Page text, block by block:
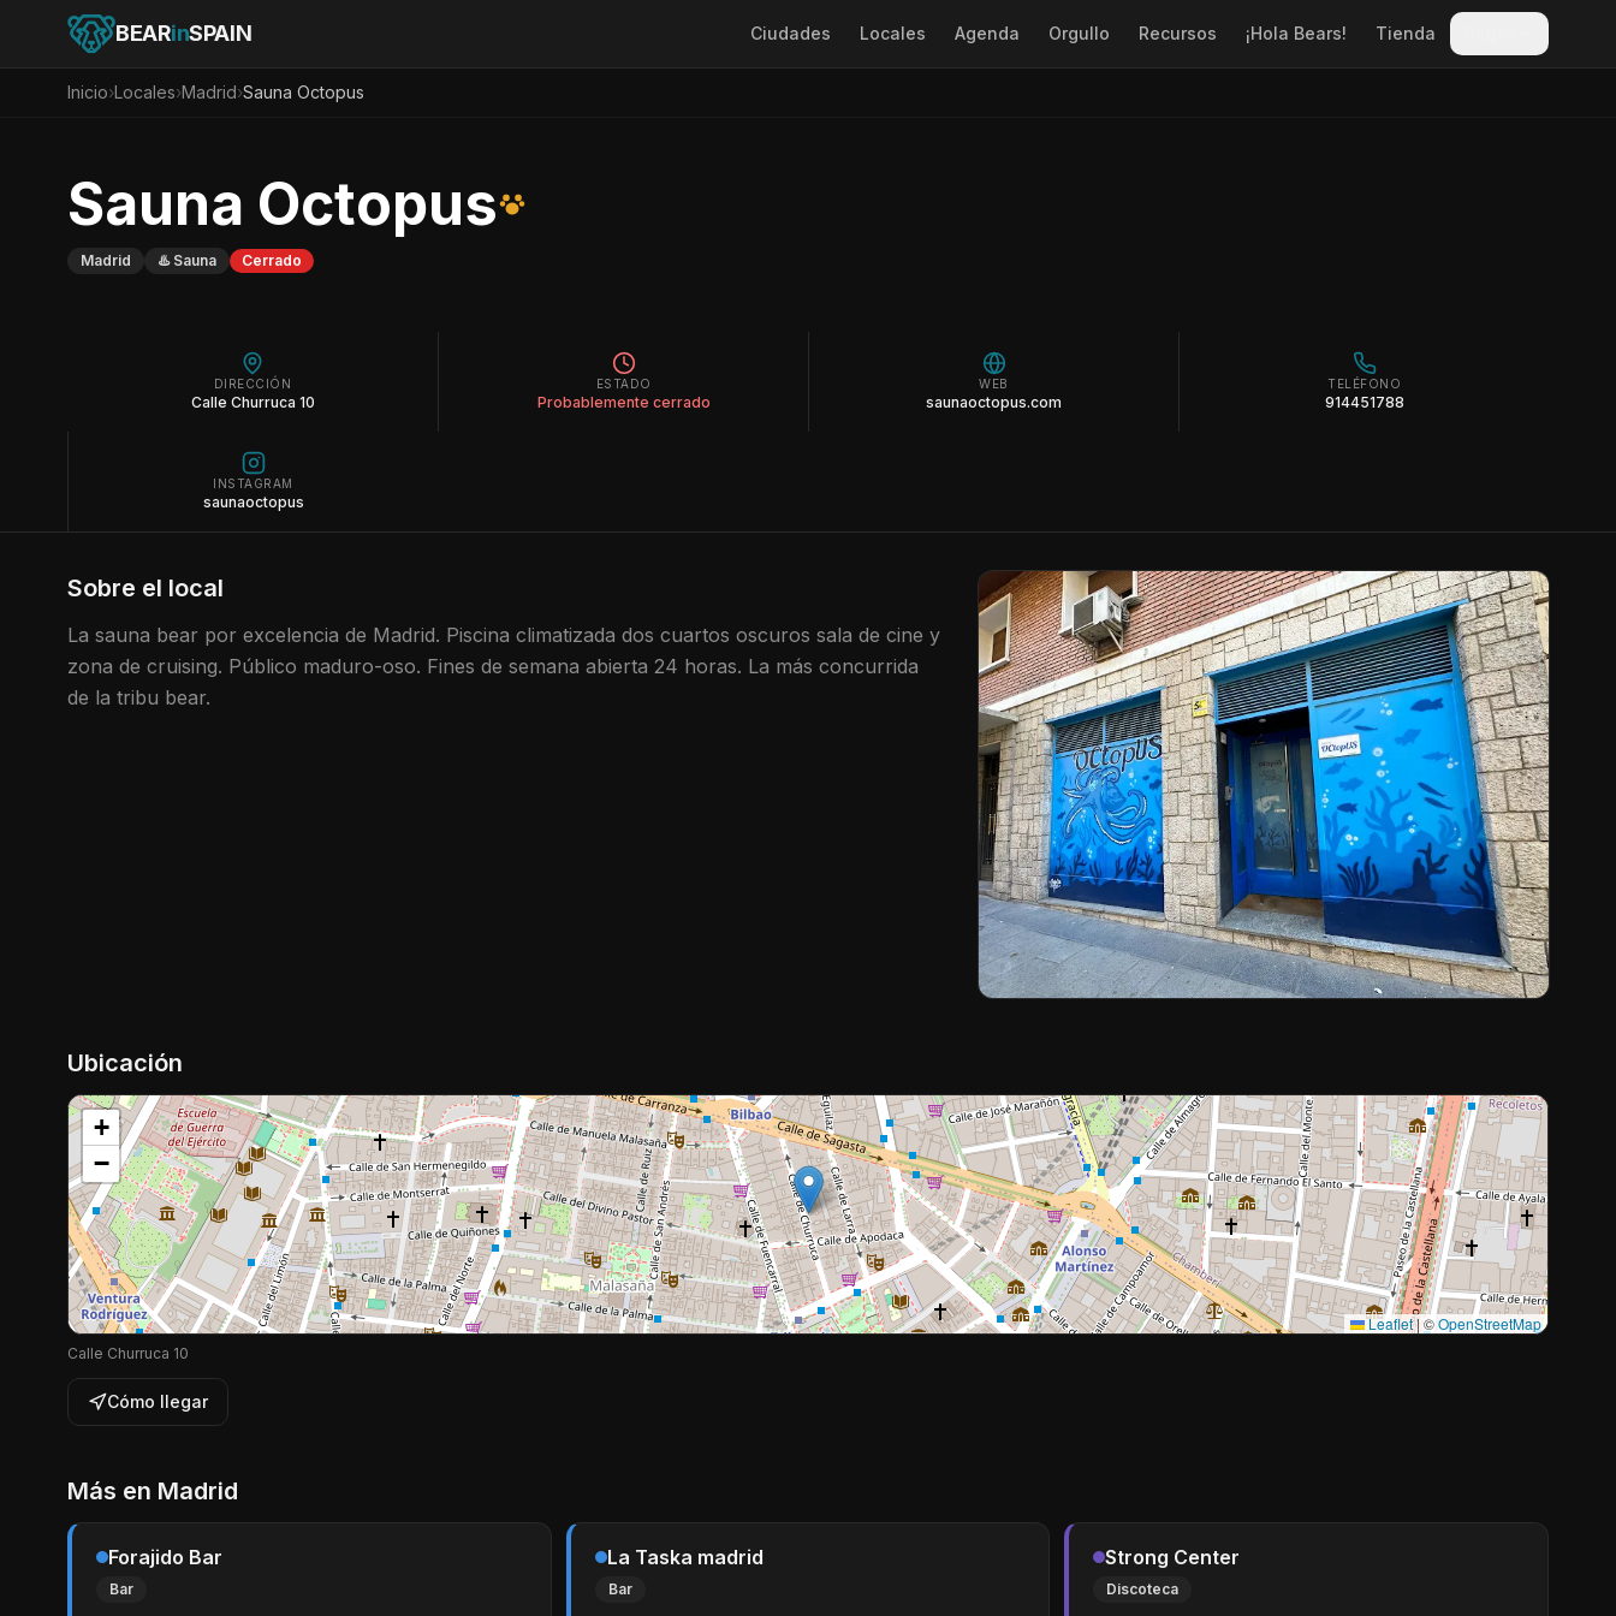
BEARinSPAIN Ciudades Locales Agenda Orgullo Recursos ¡Hola Bears! Tienda
Inicio›Locales›Madrid›Sauna Octopus
Sauna Octopus
Madrid ♨️ Sauna Cerrado
DIRECCIÓN
Calle Churruca 10
ESTADO
Probablemente cerrado
WEB
saunaoctopus.com
TELÉFONO
914451788
INSTAGRAM
saunaoctopus
Sobre el local
La sauna bear por excelencia de Madrid. Piscina climatizada dos cuartos oscuros sala de cine y
zona de cruising. Público maduro-oso. Fines de semana abierta 24 horas. La más concurrida
de la tribu bear.
Ubicación
+
−
Leaflet|©OpenStreetMap
Calle Churruca 10
Cómo llegar
Más en Madrid
Forajido Bar
Bar
La Taska madrid
Bar
Strong Center
Discoteca